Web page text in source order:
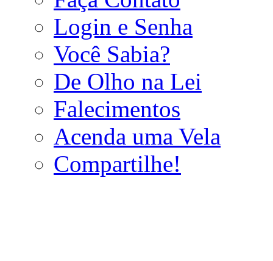
Login e Senha
Você Sabia?
De Olho na Lei
Falecimentos
Acenda uma Vela
Compartilhe!